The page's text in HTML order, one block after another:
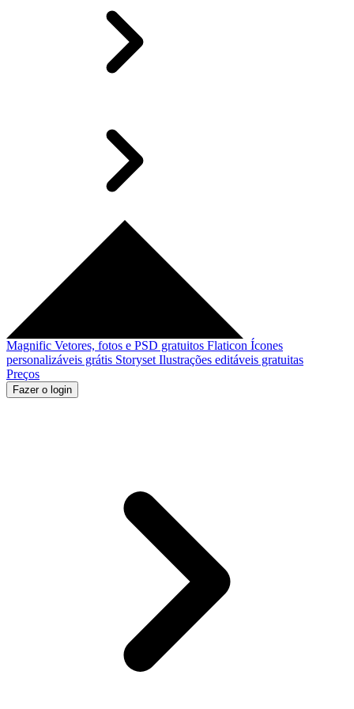
Magnific Vetores, fotos e PSD gratuitos Flaticon Ícones
personalizáveis grátis Storyset Ilustrações editáveis gratuitas
Preços
Fazer o login